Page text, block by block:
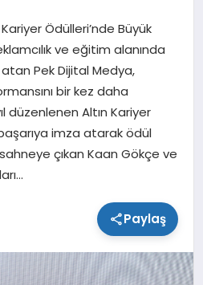
Ödülleri’nde Büyük
ve eğitim alanında
Pek Dijital Medya,
bir kez daha
düzenlenen Altın Kariyer
imza atarak ödül
çıkan Kaan Gökçe ve
Paylaş